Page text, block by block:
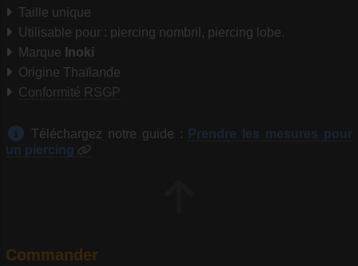
Taille unique
Utilisable pour : piercing nombril, piercing lobe.
Marque Inoki
Origine Thaïlande
Conformité RSGP
Téléchargez notre guide :
Prendre les mesures pour
un piercing
Commander